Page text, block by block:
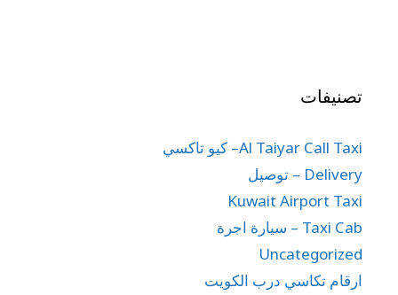
تصنيفات
Al Taiyar Call Taxi– كيو تاكسي
Delivery – توصيل
Kuwait Airport Taxi
Taxi Cab – سيارة اجرة
Uncategorized
ارقام تكاسي درب الكويت